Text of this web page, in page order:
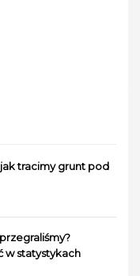
tracimy grunt pod
w statystykach